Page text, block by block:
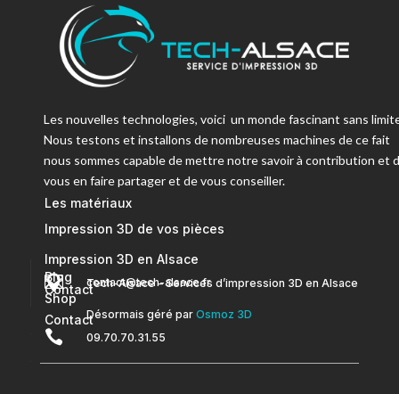
Les nouvelles technologies, voici un monde fascinant sans
Nous testons et installons de nombreuses machines de ce fait
nous sommes capable de mettre notre savoir à contribution et
vous en faire partager et de vous conseiller.
Les matériaux
Impression 3D de vos pièces
Impression 3D en Alsace
Contact
Blog
Shop
Contact
 contact@tech-alsace.fr
 Tech-Alsace – Services d’impression 3D en Alsace
Désormais géré par Osmoz 3D
 09.70.70.31.55